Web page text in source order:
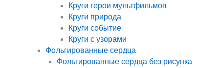
Круги герои мультфильмов
Круги природа
Круги событие
Круги с узорами
Фольгированные сердца
Фольгированные сердца без рисунка